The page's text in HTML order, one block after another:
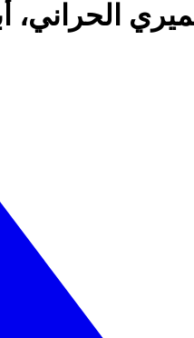
الحراني،